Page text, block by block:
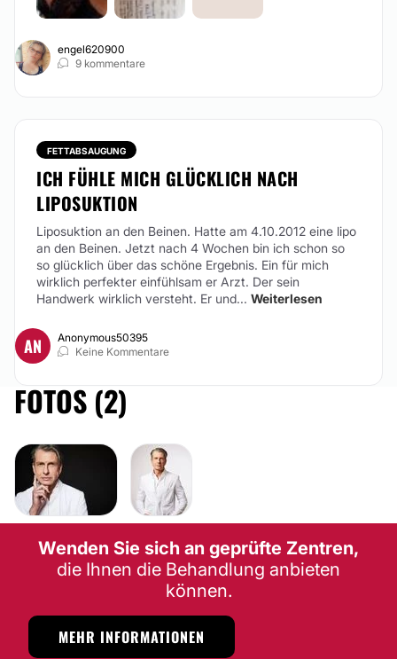
engel620900
9 kommentare
FETTABSAUGUNG
ICH FÜHLE MICH GLÜCKLICH NACH
LIPOSUKTION
Liposuktion an den Beinen. Hatte am 4.10.2012 eine lipo
an den Beinen. Jetzt nach 4 Wochen bin ich schon so
so glücklich über das schöne Ergebnis. Ein für mich
wirklich perfekter einfühlsam er Arzt. Der sein
Handwerk wirklich versteht. Er und... Weiterlesen
AN
Anonymous50395
Keine Kommentare
FOTOS (2)
Wenden Sie sich an geprüfte Zentren,
die Ihnen die Behandlung anbieten
können.
MEHR INFORMATIONEN